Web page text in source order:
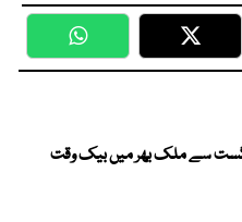
WhatsApp
اسلامی کا 16 اگست سے ملک بھر میں بیک وقت